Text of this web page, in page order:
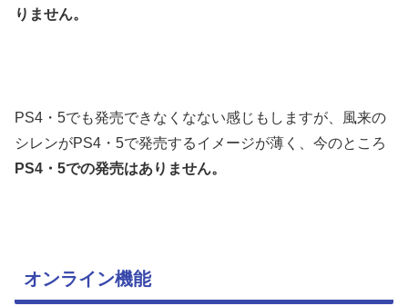
りません。
PS4・5でも発売できなくなない感じもしますが、風来の
シレンがPS4・5で発売するイメージが薄く、今のところ
PS4・5での発売はありません。
オンライン機能